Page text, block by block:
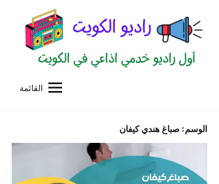
المحتوى
الكويت
للاعلانات
القائمة
الوسم: صباغ هندي كيفان